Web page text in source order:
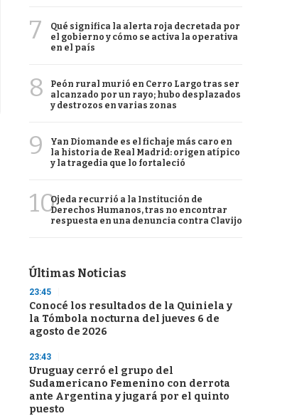
7
Qué significa la alerta roja decretada por
el gobierno y cómo se activa la operativa
en el país
8
Peón rural murió en Cerro Largo tras ser
alcanzado por un rayo; hubo desplazados
y destrozos en varias zonas
9
Yan Diomande es el fichaje más caro en
la historia de Real Madrid: origen atípico
y la tragedia que lo fortaleció
10Ojeda recurrió a la Institución de
Derechos Humanos, tras no encontrar
respuesta en una denuncia contra Clavijo
Últimas Noticias
23:45
Conocé los resultados de la Quiniela y
la Tómbola nocturna del jueves 6 de
agosto de 2026
23:43
Uruguay cerró el grupo del
Sudamericano Femenino con derrota
ante Argentina y jugará por el quinto
puesto